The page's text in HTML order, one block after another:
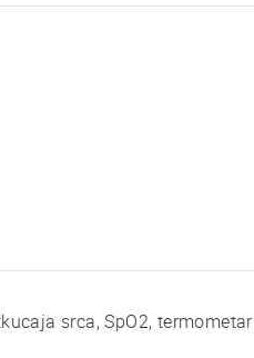
srca, SpO2, termometar